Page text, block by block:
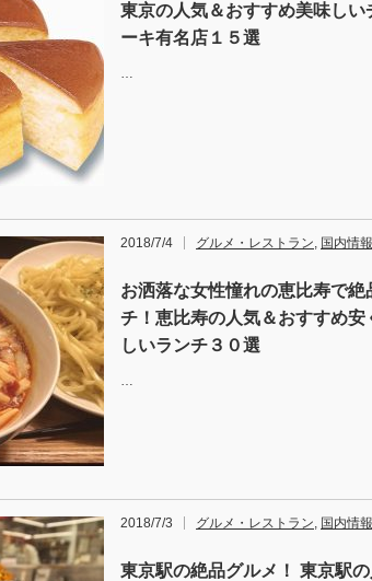
東京の人気＆おすすめ美味しい
ーキ有名店１５選
…
2018/7/4 グルメ・レストラン, 国内情報
お洒落な女性憧れの恵比寿で絶
チ！恵比寿の人気＆おすすめ安
しいランチ３０選
…
2018/7/3 グルメ・レストラン, 国内情報
東京駅の絶品グルメ！ 東京駅